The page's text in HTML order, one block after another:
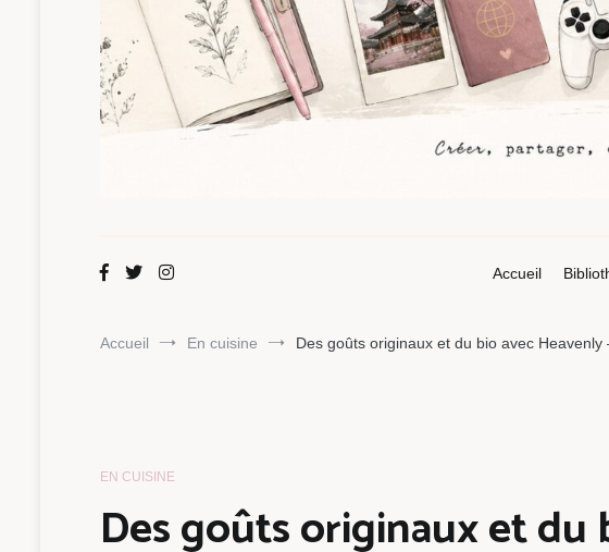
Maman Chou
Accueil
Accueil En cuisine Des goûts originaux et du bio avec
EN CUISINE
Des goûts originaux et du